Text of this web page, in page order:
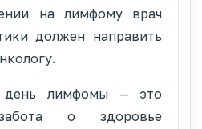
на лимфому врач
должен направить
день лимфомы — это
о здоровье